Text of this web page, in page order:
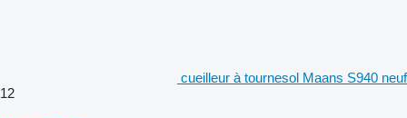
cueilleur à tournesol Maans S940 neuf
12